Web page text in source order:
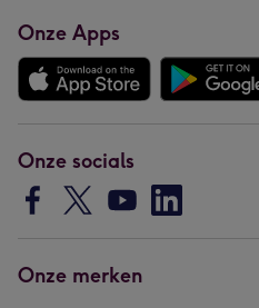
Onze Apps
Onze socials
Onze merken